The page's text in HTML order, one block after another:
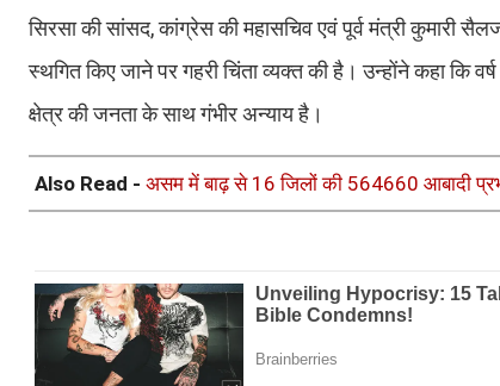
सिरसा की सांसद, कांग्रेस की महासचिव एवं पूर्व मंत्री कुमारी
स्थगित किए जाने पर गहरी चिंता व्यक्त की है। उन्होंने कहा कि
क्षेत्र की जनता के साथ गंभीर अन्याय है।
Also Read - असम में बाढ़ से 16 जिलों की 564660 आबादी